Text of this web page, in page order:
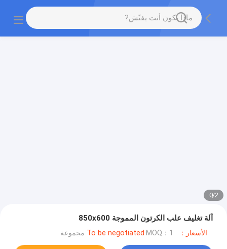
2
/
0
آلة تغليف علب الكرتون المموجة 850x600
الأسعار：To be negotiated MOQ：1 مجموعة